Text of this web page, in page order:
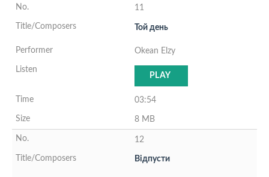
11
Той день
Okean Elzy
PLAY
03:54
8 MB
12
Вiдпусти